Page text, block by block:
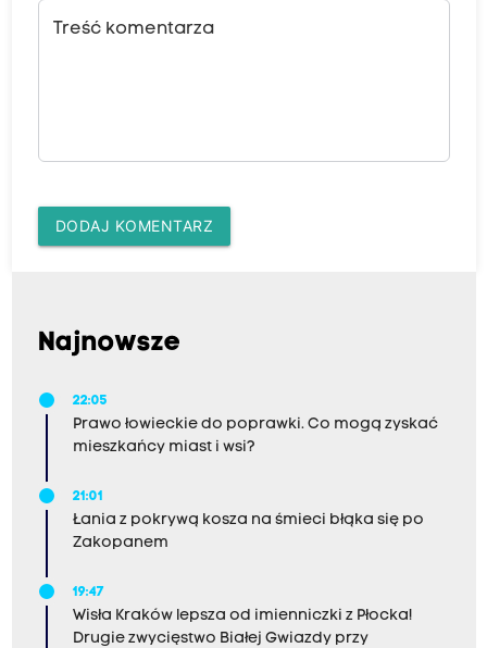
Treść komentarza
DODAJ KOMENTARZ
Najnowsze
22:05
Prawo łowieckie do poprawki. Co mogą zyskać
mieszkańcy miast i wsi?
21:01
Łania z pokrywą kosza na śmieci błąka się po
Zakopanem
19:47
Wisła Kraków lepsza od imienniczki z Płocka!
Drugie zwycięstwo Białej Gwiazdy przy